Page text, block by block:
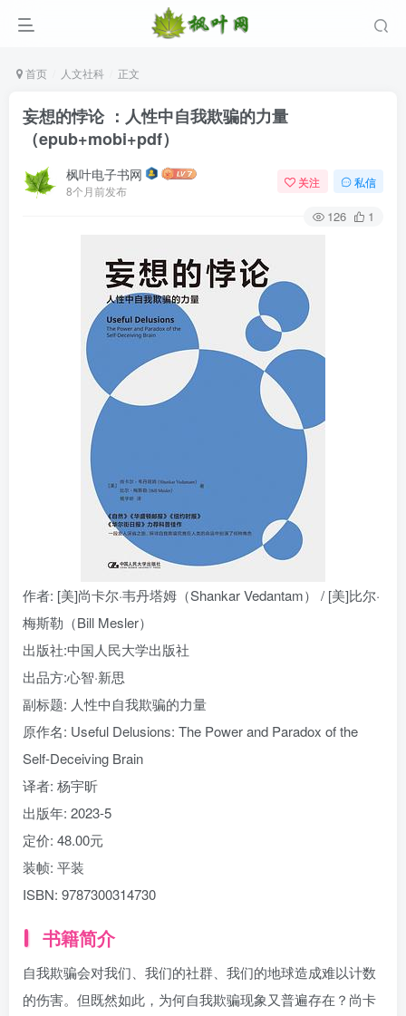
首页 人文社科 正文
妄想的悖论 ：人性中自我欺骗的力量
（epub+mobi+pdf）
枫叶电子书网
8个月前发布
关注 私信
126 1
作者: [美]尚卡尔·韦丹塔姆（Shankar Vedantam） / [美]比尔·
梅斯勒（Bill Mesler）
出版社:中国人民大学出版社
出品方:心智·新思
副标题: 人性中自我欺骗的力量
原作名: Useful Delusions: The Power and Paradox of the
Self-Deceiving Brain
译者: 杨宇昕
出版年: 2023-5
定价: 48.00元
装帧: 平装
ISBN: 9787300314730
书籍简介
自我欺骗会对我们、我们的社群、我们的地球造成难以计数
的伤害。但既然如此，为何自我欺骗现象又普遍存在？尚卡
登录
没有账号？立即注册
用户名/手机号/邮箱
登录密码
记住登录 |免密登录
社交账号登录